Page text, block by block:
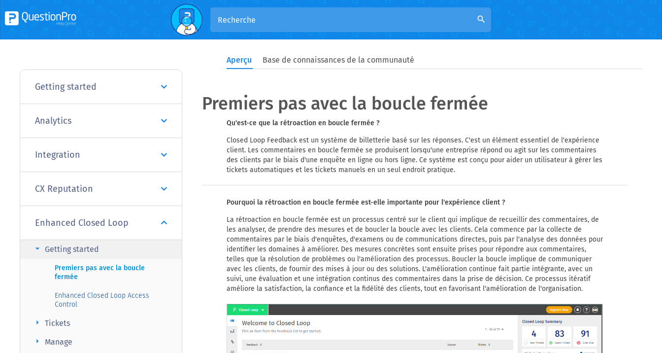
search
Aperçu Base de connaissances de la communauté
Getting started
Analytics
Integration
CX Reputation
Enhanced Closed Loop
Getting started
arrow_right
Premiers pas avec la boucle
fermée
Enhanced Closed Loop Access
Control
Tickets
arrow_right
Manage
arrow_right
Premiers pas avec la boucle fermée
Qu'est-ce que la rétroaction en boucle fermée ?
Closed Loop Feedback est un système de billetterie basé sur les réponses. C'est un élément essentiel de l'expérience
client. Les commentaires en boucle fermée se produisent lorsqu'une entreprise répond ou agit sur les commentaires
des clients par le biais d'une enquête en ligne ou hors ligne. Ce système est conçu pour aider un utilisateur à gérer les
tickets automatiques et les tickets manuels en un seul endroit pratique.
Pourquoi la rétroaction en boucle fermée est-elle importante pour l'expérience client ?
La rétroaction en boucle fermée est un processus centré sur le client qui implique de recueillir des commentaires, de
les analyser, de prendre des mesures et de boucler la boucle avec les clients. Cela commence par la collecte de
commentaires par le biais d'enquêtes, d'examens ou de communications directes, puis par l'analyse des données pour
identifier les domaines à améliorer. Des mesures concrètes sont ensuite prises pour répondre aux commentaires,
telles que la résolution de problèmes ou l'amélioration des processus. Boucler la boucle implique de communiquer
avec les clients, de fournir des mises à jour ou des solutions. L'amélioration continue fait partie intégrante, avec un
suivi, une évaluation et une intégration continus des commentaires dans la prise de décision. Ce processus itératif
améliore la satisfaction, la confiance et la fidélité des clients, tout en favorisant l'amélioration de l'organisation.